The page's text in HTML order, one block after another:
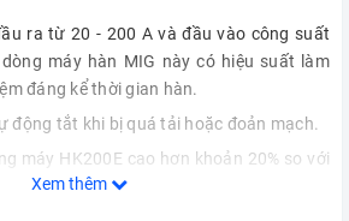
ra từ 20 - 200 A và đầu vào công suất
máy hàn MIG này có hiệu suất làm
đáng kể thời gian hàn.
động tắt khi bị quá tải hoặc đoản mạch.
máy HK200E cao hơn khoản 20% so với
thông thường.
Xem thêm